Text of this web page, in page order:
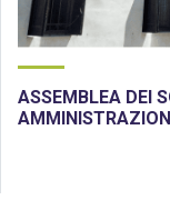
ASSEMBLEA DEI